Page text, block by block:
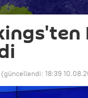
(güncellendi: 18:39